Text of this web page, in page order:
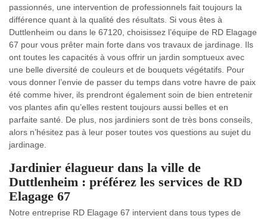
passionnés, une intervention de professionnels fait toujours la
différence quant à la qualité des résultats. Si vous êtes à
Duttlenheim ou dans le 67120, choisissez l’équipe de RD Elagage
67 pour vous prêter main forte dans vos travaux de jardinage. Ils
ont toutes les capacités à vous offrir un jardin somptueux avec
une belle diversité de couleurs et de bouquets végétatifs. Pour
vous donner l’envie de passer du temps dans votre havre de paix
été comme hiver, ils prendront également soin de bien entretenir
vos plantes afin qu’elles restent toujours aussi belles et en
parfaite santé. De plus, nos jardiniers sont de très bons conseils,
alors n’hésitez pas à leur poser toutes vos questions au sujet du
jardinage.
Jardinier élagueur dans la ville de
Duttlenheim : préférez les services de RD
Elagage 67
Notre entreprise RD Elagage 67 intervient dans tous types de